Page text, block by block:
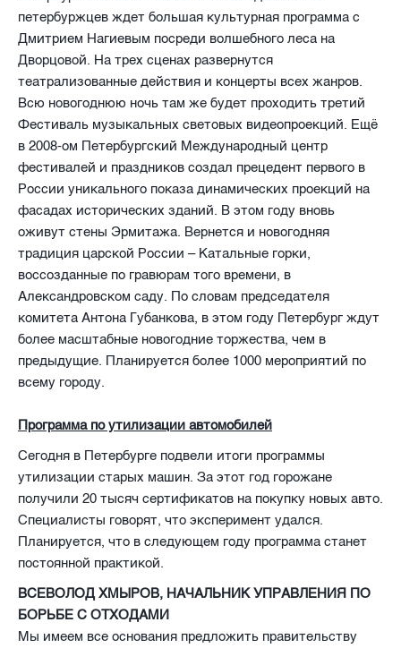
петербуржцев ждет большая культурная программа с
Дмитрием Нагиевым посреди волшебного леса на
Дворцовой. На трех сценах развернутся
театрализованные действия и концерты всех жанров.
Всю новогоднюю ночь там же будет проходить третий
Фестиваль музыкальных световых видеопроекций. Ещё
в 2008-ом Петербургский Международный центр
фестивалей и праздников создал прецедент первого в
России уникального показа динамических проекций на
фасадах исторических зданий. В этом году вновь
оживут стены Эрмитажа. Вернется и новогодняя
традиция царской России – Катальные горки,
воссозданные по гравюрам того времени, в
Александровском саду. По словам председателя
комитета Антона Губанкова, в этом году Петербург ждут
более масштабные новогодние торжества, чем в
предыдущие. Планируется более 1000 мероприятий по
всему городу.
Программа по утилизации автомобилей
Сегодня в Петербурге подвели итоги программы
утилизации старых машин. За этот год горожане
получили 20 тысяч сертификатов на покупку новых авто.
Специалисты говорят, что эксперимент удался.
Планируется, что в следующем году программа станет
постоянной практикой.
ВСЕВОЛОД ХМЫРОВ, НАЧАЛЬНИК УПРАВЛЕНИЯ ПО
БОРЬБЕ С ОТХОДАМИ
Мы имеем все основания предложить правительству